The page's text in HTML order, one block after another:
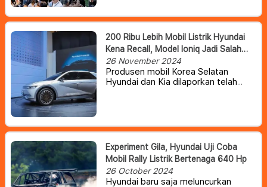
model Ioniq 9 tersebut ke Tanah Air.
Hanya saja, Hyundai masih melihat
apakah kendaraan ini cocok untuk
masyarakat Indonesia.
200 Ribu Lebih Mobil Listrik Hyundai
Kena Recall, Model Ioniq Jadi Salah
Satunya
26 November 2024
Produsen mobil Korea Selatan
Hyundai dan Kia dilaporkan telah
Experiment Gila, Hyundai Uji Coba
Mobil Rally Listrik Bertenaga 640 Hp
26 October 2024
Hyundai baru saja meluncurkan